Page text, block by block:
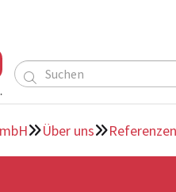

Über unsReferenzen